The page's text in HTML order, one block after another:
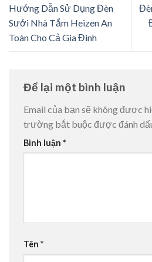
Hướng Dẫn Sử Dụng Đèn
Sưởi Nhà Tắm Heizen An
Toàn Cho Cả Gia Đình
Để lại một bình luận
Email của bạn sẽ không được
trường bắt buộc được đánh
Bình luận *
Tên *